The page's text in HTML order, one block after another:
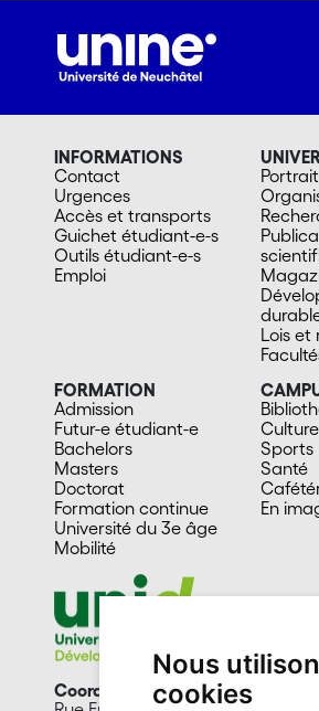
Nous
cookies
INFORMATIONS
Contact
Urgences
Accès et transports
Guichet étudiant-e-s
Outils étudiant-e-s
Emploi
Portrait
Lois et
FORMATION
Admission
Futur-e étudiant-e
Bachelors
Masters
Doctorat
Formation continue
Université du 3e âge
Mobilité
Sports
Santé
En
Coordination UniD